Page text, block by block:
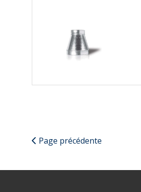
Page précédente